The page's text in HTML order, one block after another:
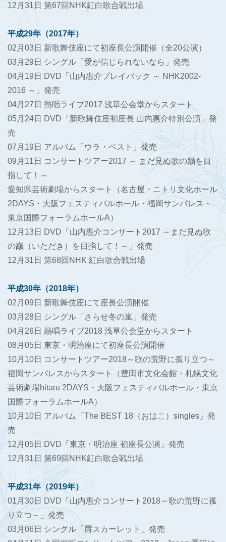
12月31日 第67回NHK紅白歌合戦出場
平成29年（2017年）
02月03日 新歌舞伎座にて初座長公演開催（全20公演）
03月29日 シングル「愛が信じられないなら」発売
04月19日 DVD「山内惠介プレイバック ～ NHK2002-
2016 ～」発売
04月27日 熱唱ライブ2017 浅草公会堂からスタート
05月24日 DVD「新歌舞伎座初座長 山内惠介特別公演」発
売
07月19日 アルバム「ウラ・ベスト」発売
09月11日 コンサートツアー2017 ～ まだ見ぬ歌の巓を目
指して！～
愛知県芸術劇場からスタート（名古屋・ニトリ文化ホール
2DAYS・大阪フェスティバルホール・福岡サンパレス・
東京国際フォーラムホールA）
12月13日 DVD「山内惠介コンサート2017 ～まだ見ぬ歌
の巓（いただき）を目指して！～」発売
12月31日 第68回NHK 紅白歌合戦出場
平成30年（2018年）
02月09日 新歌舞伎座にて座長公演開催
03月28日 シングル「さらせ冬の嵐」発売
04月26日 熱唱ライブ2018 浅草公会堂からスタート
08月05日 東京・明治座にて初座長公演開催
10月10日 コンサートツアー2018～歌の荒野に孤り立つ～
福岡サンパレスからスタート（豊田市文化会館・札幌文化
芸術劇場hitaru 2DAYS・大阪フェスティバルホール・東京
国際フォーラムホールA）
10月10日 アルバム「The BEST 18（おはこ）singles」発
売
12月05日 DVD「東京・明治座 初座長公演」発売
12月31日 第69回NHK紅白歌合戦出場
平成31年（2019年）
01月30日 DVD「山内惠介コンサート2018～歌の荒野に孤
り立つ～」発売
03月06日 シングル「唇スカーレット」発売